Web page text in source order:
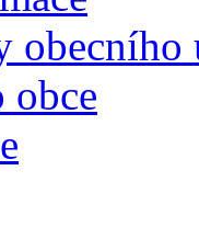
obecního
obce